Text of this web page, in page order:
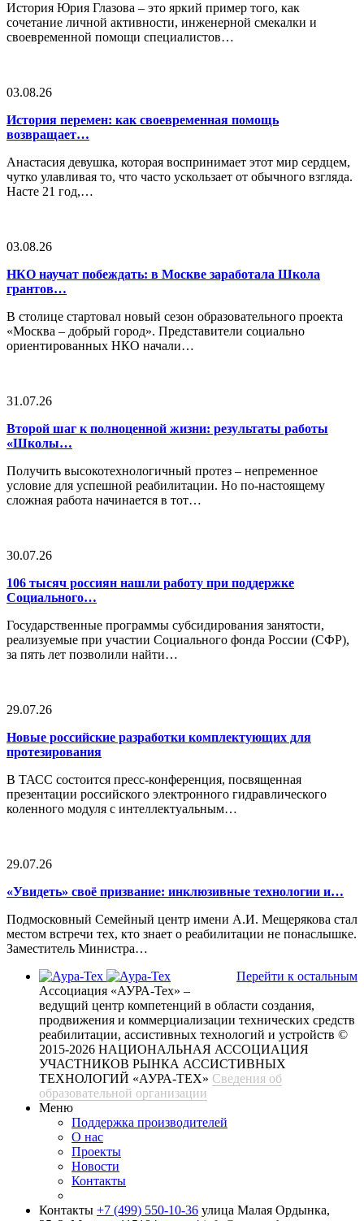
История Юрия Глазова – это яркий пример того, как
сочетание личной активности, инженерной смекалки и
своевременной помощи специалистов…
03.08.26
История перемен: как своевременная помощь
возвращает…
Анастасия девушка, которая воспринимает этот мир сердцем,
чутко улавливая то, что часто ускользает от обычного взгляда.
Насте 21 год,…
03.08.26
НКО научат побеждать: в Москве заработала Школа
грантов…
В столице стартовал новый сезон образовательного проекта
«Москва – добрый город». Представители социально
ориентированных НКО начали…
31.07.26
Второй шаг к полноценной жизни: результаты работы
«Школы…
Получить высокотехнологичный протез – непременное
условие для успешной реабилитации. Но по-настоящему
сложная работа начинается в тот…
30.07.26
106 тысяч россиян нашли работу при поддержке
Социального…
Государственные программы субсидирования занятости,
реализуемые при участии Социального фонда России (СФР),
за пять лет позволили найти…
29.07.26
Новые российские разработки комплектующих для
протезирования
В ТАСС состоится пресс-конференция, посвященная
презентации российского электронного гидравлического
коленного модуля с интеллектуальным…
29.07.26
«Увидеть» своё призвание: инклюзивные технологии и…
Подмосковный Семейный центр имени А.И. Мещерякова стал
местом встречи тех, кто знает о реабилитации не понаслышке.
Заместитель Министра…
Перейти к остальным
Ассоциация «АУРА-Тех» –
ведущий центр компетенций в области создания,
продвижения и коммерциализации технических средств
реабилитации, ассистивных технологий и устройств ©
2015-2026 НАЦИОНАЛЬНАЯ АССОЦИАЦИЯ
УЧАСТНИКОВ РЫНКА АССИСТИВНЫХ
ТЕХНОЛОГИЙ «АУРА-ТЕХ» Сведения об
образовательной организации
Меню
Поддержка производителей
О нас
Проекты
Новости
Контакты
Контакты +7 (499) 550-10-36 улица Малая Ордынка,